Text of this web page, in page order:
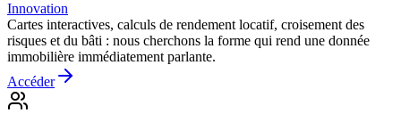
Innovation
Cartes interactives, calculs de rendement locatif, croisement des
risques et du bâti : nous cherchons la forme qui rend une donnée
immobilière immédiatement parlante.
Accéder